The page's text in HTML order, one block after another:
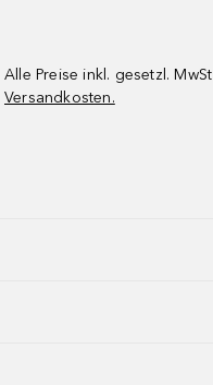
Alle Preise inkl. gesetzl.
Versandkosten.